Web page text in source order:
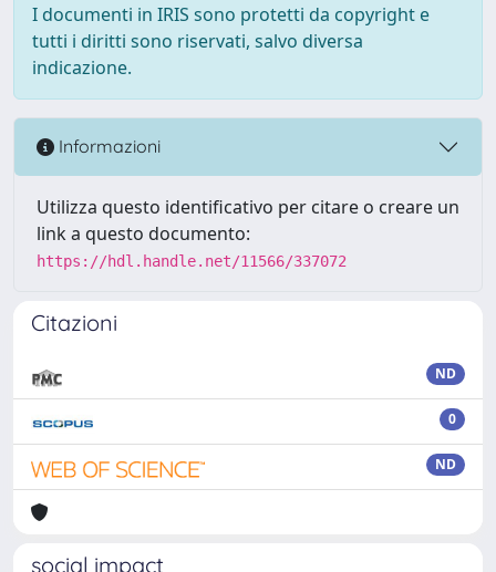
I documenti in IRIS sono protetti da copyright e
tutti i diritti sono riservati, salvo diversa
indicazione.
Informazioni
Utilizza questo identificativo per citare o creare un
link a questo documento:
https://hdl.handle.net/11566/337072
Citazioni
ND
0
ND
social impact